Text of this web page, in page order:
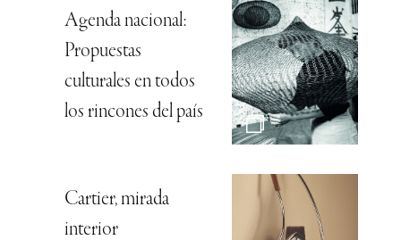
Agenda nacional:
Propuestas
culturales en todos
los rincones del país
Cartier, mirada
interior